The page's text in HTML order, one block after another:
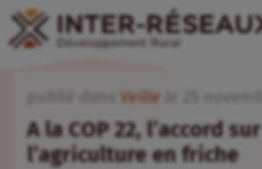
Veille
A la COP 22, l’accord sur
l’agriculture en friche